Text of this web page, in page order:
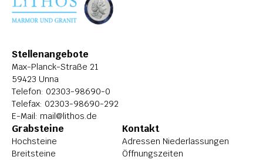
Stellenangebote
Max-Planck-Straße 21
59423 Unna
Telefon: 02303-98690-0
Telefax: 02303-98690-292
E-Mail: mail@lithos.de
Grabsteine
Hochsteine
Breitsteine
Kontakt
Adressen Niederlassungen
Öffnungszeiten